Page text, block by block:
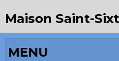
Maison Saint-
MENU